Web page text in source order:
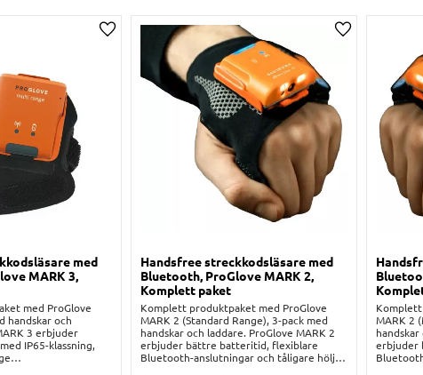
med
MARK 3,
med ProGlove
handskar och
3 erbjuder
IP65-klassning,
Lägg till i önskelista
Handsfree streckkodsläsare med
Bluetooth, ProGlove MARK 2,
Komplett paket
Komplett produktpaket med ProGlove
MARK 2 (Standard Range), 3-pack med
handskar och laddare. ProGlove MARK 2
erbjuder bättre batteritid, flexiblare
Bluetooth-anslutningar och tåligare hölje
Lägg till i
MARK 2
erbjuder